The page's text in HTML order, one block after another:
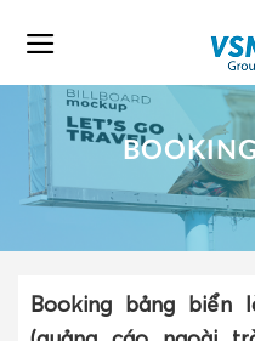
content
Booking bảng biển